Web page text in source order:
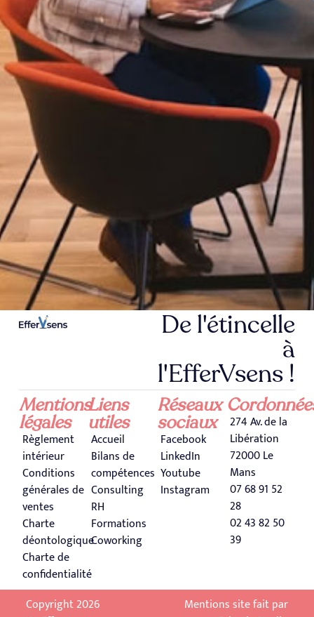
De l'étincelle
à
l'EfferVsens !
Mentions
légales
Règlement
intérieur
Conditions
générales de
ventes
Charte
déontologique
Charte de
confidentialité
Liens
utiles
Accueil
Bilans de
compétences
Consulting
RH
Formations
Coworking
Réseaux
sociaux
Facebook
LinkedIn
Youtube
Instagram
274 Av. de la
Libération
72000 Le
Mans
07 68 91 52
28
02 43 82 50
39
Copyright 2026
Mentions site fait par